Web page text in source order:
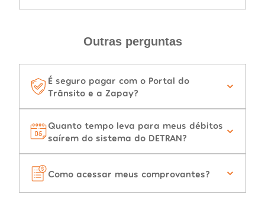
Outras perguntas
É seguro pagar com o Portal do
Trânsito e a Zapay?
Quanto tempo leva para meus débitos
saírem do sistema do DETRAN?
Como acessar meus comprovantes?